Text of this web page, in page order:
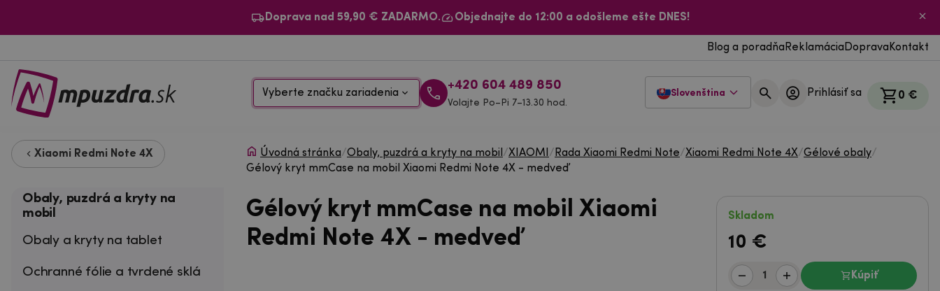
Doprava nad 59,90 € ZADARMO. Objednajte do 12:00 a odošleme ešte DNES!
Blog a poradňa Reklamácia Doprava Kontakt
Vyberte značku zariadenia
+420 604 489 850
Volajte Po–Pi 7–13.30 hod.
Slovenština Prihlásiť sa 0 €
Xiaomi Redmi Note 4X
Obaly, puzdrá a kryty na
mobil
Obaly a kryty na tablet
Ochranné fólie a tvrdené sklá
Úvodná stránka/Obaly, puzdrá a kryty na mobil /XIAOMI / Rada Xiaomi Redmi Note/Xiaomi Redmi Note 4X/Gélové obaly/
Gélový kryt mmCase na mobil Xiaomi Redmi Note 4X - medveď
Gélový kryt mmCase na mobil Xiaomi
Redmi Note 4X - medveď
Skladom
10 €
Kúpiť